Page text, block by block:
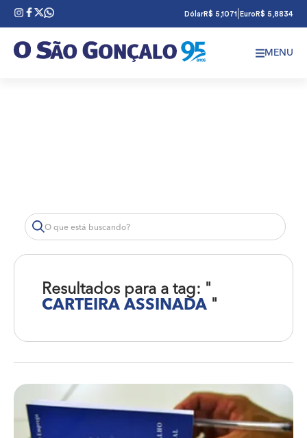
DólarR$ 5,1071 Euro R$ 5,8834
MENU
Resultados para a tag: "
CARTEIRA ASSINADA "